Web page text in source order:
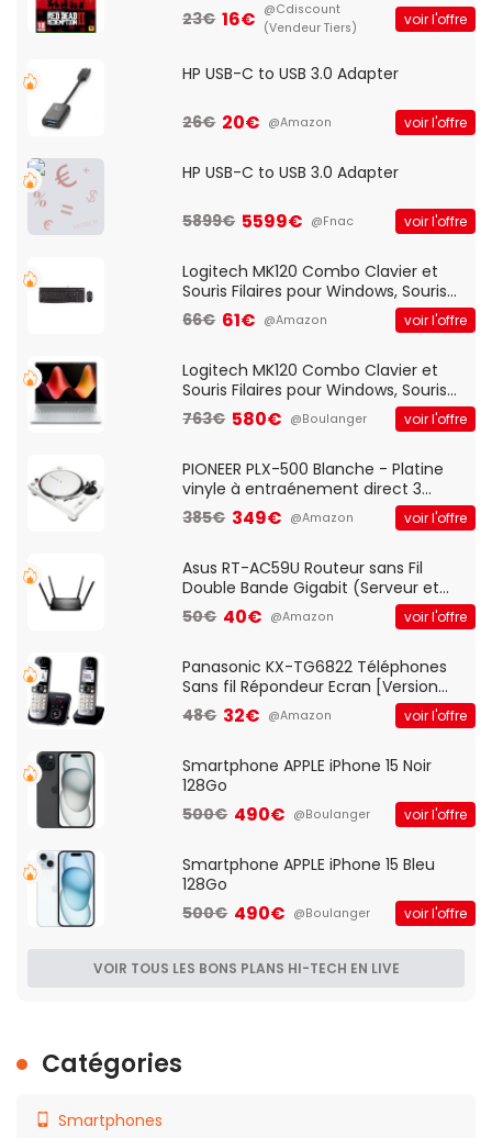
23€ 16€ @Cdiscount
(Vendeur Tiers)
voir l'offre
HP USB-C to USB 3.0 Adapter
26€ 20€ @Amazon voir l'offre
HP USB-C to USB 3.0 Adapter
5899€ 5599€ @Fnac voir l'offre
Logitech MK120 Combo Clavier et
Souris Filaires pour Windows, Souris
Optique Filaire, Connexion USB Plug
And Play, Confortable, Taille
QWERTY UK - Noir
66€ 61€ @Amazon voir l'offre
Logitech MK120 Combo Clavier et
Souris Filaires pour Windows, Souris
Optique Filaire, Connexion USB Plug
And Play, Confortable, Taille
QWERTY UK - Noir
763€ 580€ @Boulanger voir l'offre
PIONEER PLX-500 Blanche - Platine
vinyle à entraénement direct 3
vitesses (33-45-78 trs/min) avec
pre-ampli intégré et port USB
385€ 349€ @Amazon voir l'offre
Asus RT-AC59U Routeur sans Fil
Double Bande Gigabit (Serveur et
Client VPN, Triple Vlan, Mode Point
d'accès et Bridge, contrôle Parental,
50€ 40€ @Amazon voir l'offre
Panasonic KX-TG6822 Téléphones
Sans fil Répondeur Ecran [Version
Française]
48€ 32€ @Amazon voir l'offre
Smartphone APPLE iPhone 15 Noir
128Go
500€ 490€ @Boulanger voir l'offre
Smartphone APPLE iPhone 15 Bleu
128Go
500€ 490€ @Boulanger voir l'offre
VOIR TOUS LES BONS PLANS HI-TECH EN LIVE
Catégories
Smartphones